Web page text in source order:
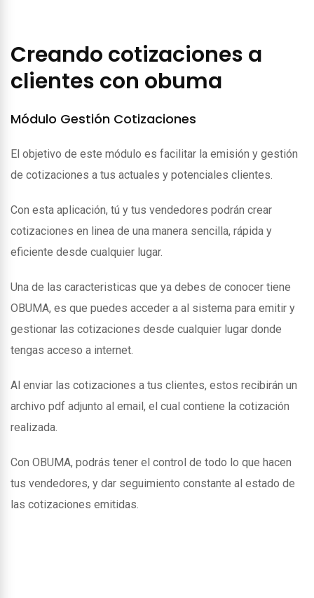
Creando cotizaciones a
clientes con obuma
Módulo Gestión Cotizaciones
El objetivo de este módulo es facilitar la emisión y gestión
de cotizaciones a tus actuales y potenciales clientes.
Con esta aplicación, tú y tus vendedores podrán crear
cotizaciones en linea de una manera sencilla, rápida y
eficiente desde cualquier lugar.
Una de las caracteristicas que ya debes de conocer tiene
OBUMA, es que puedes acceder a al sistema para emitir y
gestionar las cotizaciones desde cualquier lugar donde
tengas acceso a internet.
Al enviar las cotizaciones a tus clientes, estos recibirán un
archivo pdf adjunto al email, el cual contiene la cotización
realizada.
Con OBUMA, podrás tener el control de todo lo que hacen
tus vendedores, y dar seguimiento constante al estado de
las cotizaciones emitidas.